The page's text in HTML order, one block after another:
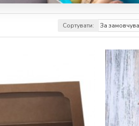
Сортувати: